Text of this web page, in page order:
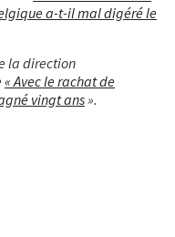
a-t-il mal digéré le
la direction
« Avec le rachat de
vingt ans».